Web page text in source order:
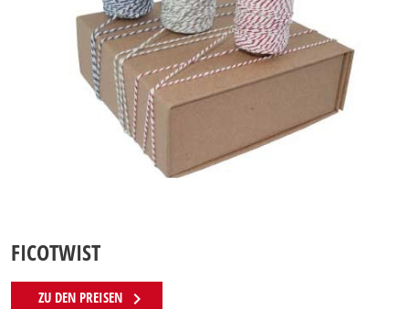
FICOTWIST
ZU DEN PREISEN chevron_right